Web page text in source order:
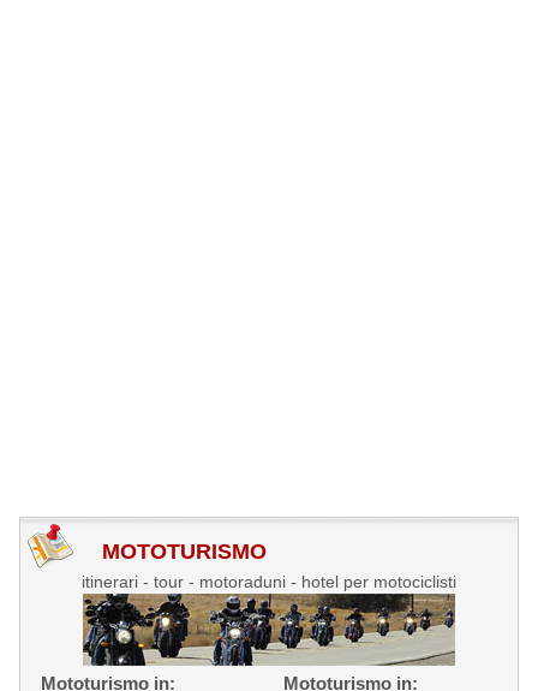
MOTOTURISMO
itinerari - tour - motoraduni - hotel per motociclisti
Mototurismo in:
Mototurismo in: